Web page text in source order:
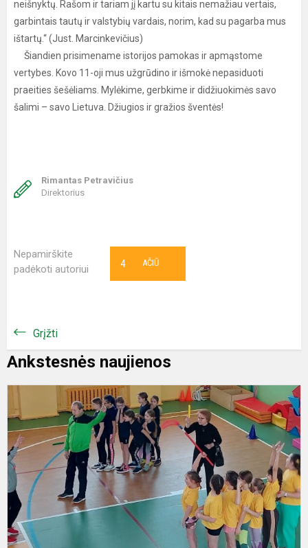
neišnyktų. Rašom ir tariam jį kartu su kitais nemažiau vertais,
garbintais tautų ir valstybių vardais, norim, kad su pagarba mus
ištartų.“ (Just. Marcinkevičius)
Šiandien prisimename istorijos pamokas ir apmąstome
vertybes. Kovo 11-oji mus užgrūdino ir išmokė nepasiduoti
praeities šešėliams. Mylėkime, gerbkime ir didžiuokimės savo
šalimi – savo Lietuva. Džiugios ir gražios šventės!
Rimantas Petravičius
Direktorius
Nepamirškite
padėkoti autoriui
AČIŪ
4
Grįžti
Ankstesnės naujienos